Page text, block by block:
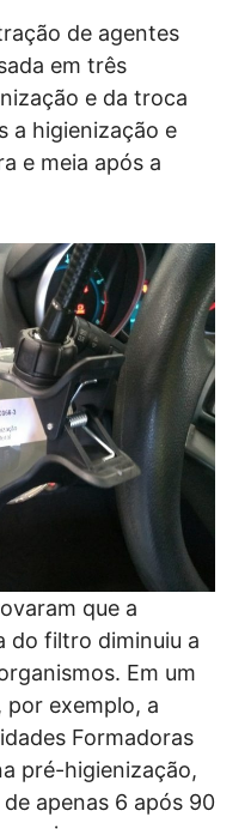
de agentes
em três
e da troca
a higienização e
e meia após a
que a
do filtro diminuiu a
Em um
por exemplo, a
Formadoras
pré-higienização,
apenas 6 após 90